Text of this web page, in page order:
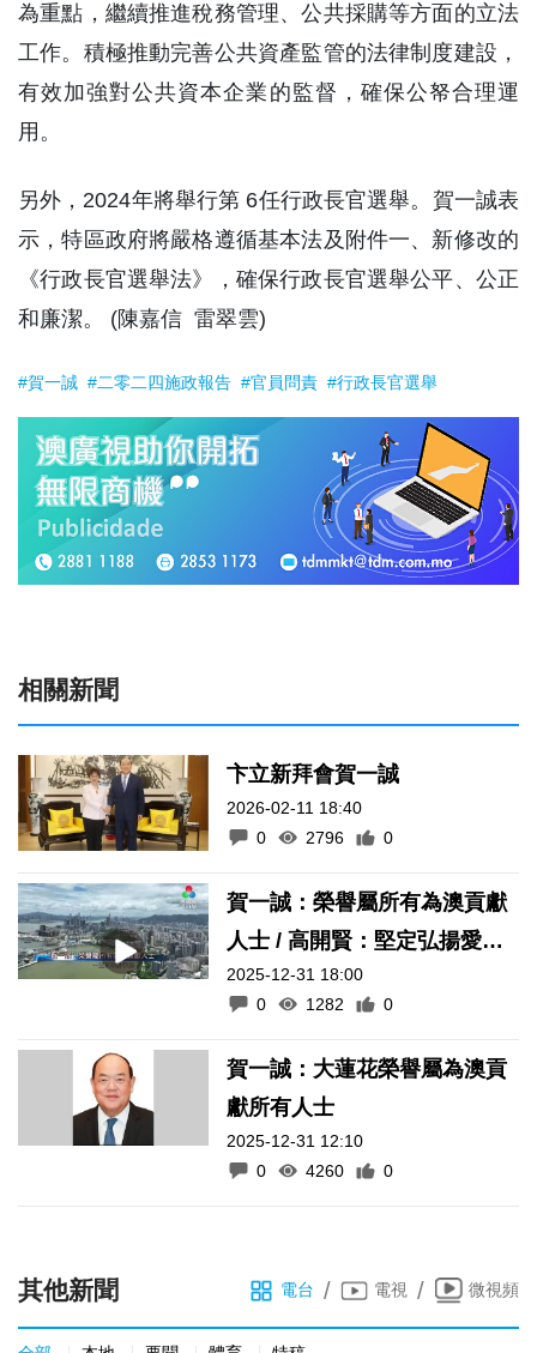
為重點，繼續推進稅務管理、公共採購等方面的立法
工作。積極推動完善公共資產監管的法律制度建設，
有效加強對公共資本企業的監督，確保公帑合理運
用。
另外，2024年將舉行第 6任行政長官選舉。賀一誠表
示，特區政府將嚴格遵循基本法及附件一、新修改的
《行政長官選舉法》，確保行政長官選舉公平、公正
和廉潔。 (陳嘉信 雷翠雲)
#賀一誠 #二零二四施政報告 #官員問責 #行政長官選舉
相關新聞
卞立新拜會賀一誠
2026-02-11 18:40
0
2796 0
賀一誠：榮譽屬所有為澳貢獻
人士 / 高開賢：堅定弘揚愛國
愛澳核心價值
2025-12-31 18:00
0
1282 0
賀一誠：大蓮花榮譽屬為澳貢
獻所有人士
2025-12-31 12:10
0
4260 0
其他新聞 電台 / 電視 / 微視頻